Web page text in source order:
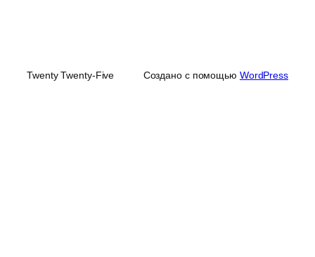
Twenty Twenty-Five Создано с помощью WordPress